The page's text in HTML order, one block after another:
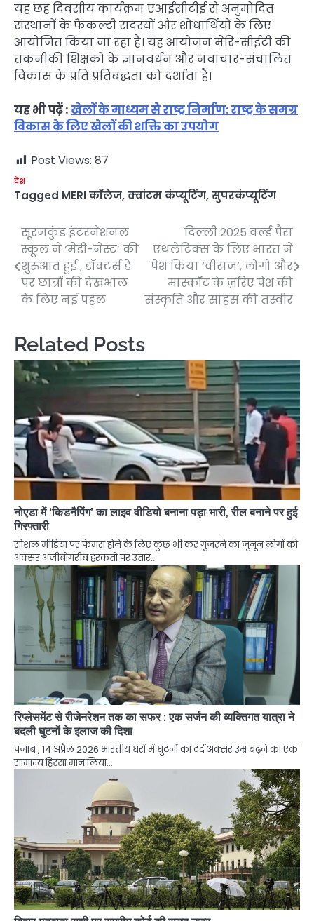
यह छह दिवसीय कार्यक्रम एआईसीटीई से अनुमोदित
संस्थानों के फैकल्टी सदस्यों और शोधार्थियों के लिए
आयोजित किया जा रहा है। यह आयोजन मेरि-सीईटी की
तकनीकी शिक्षकों के ज्ञानवर्धन और नवाचार-संचालित
विकास के प्रति प्रतिबद्धता को दर्शाता है।
यह भी पढ़ें :खेलों के माध्यम से राष्ट्र निर्माण: राष्ट्र के समग्र
विकास के लिए खेलों की शक्ति का उपयोग
Post Views: 87
देश
Tagged MERI कॉलेज, क्वांटम कंप्यूटिंग, सुपरकंप्यूटिंग
Post
navigation
सूरजकुंड इंटरनेशनल
स्कूल ने ‘मेडी-नेस्ट’ की
शुरुआत हुई , डॉक्टर्स डे
पर छात्रों की देखभाल
के लिए नई पहल
दिल्ली 2025 वर्ल्ड पैरा
एथलेटिक्स के लिए भारत ने
पेश किया ‘वीराज’, लोगो और
मास्कॉट के ज़रिए पेश की
संस्कृति और साहस की तस्वीर
Related Posts
नोएडा में ‘किडनैपिंग’ का लाइव वीडियो बनाना पड़ा भारी, रील बनाने पर हुई
गिरफ्तारी
सोशल मीडिया पर फेमस होने के लिए कुछ भी कर गुजरने का जुनून लोगों को
अक्सर अजीबोगरीब हरकतों पर उतार…
रिप्लेसमेंट से रीजेनरेशन तक का सफर : एक सर्जन की व्यक्तिगत यात्रा ने
बदली घुटनों के इलाज की दिशा
पंजाब , 14 अप्रैल 2026 भारतीय घरों में घुटनों का दर्द अक्सर उम्र बढ़ने का एक
सामान्य हिस्सा मान लिया…